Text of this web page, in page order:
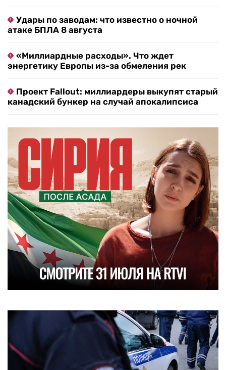
Удары по заводам: что известно о ночной
атаке БПЛА 8 августа
«Миллиардные расходы». Что ждет
энергетику Европы из-за обмеления рек
Проект Fallout: миллиардеры выкупят старый
канадский бункер на случай апокалипсиса